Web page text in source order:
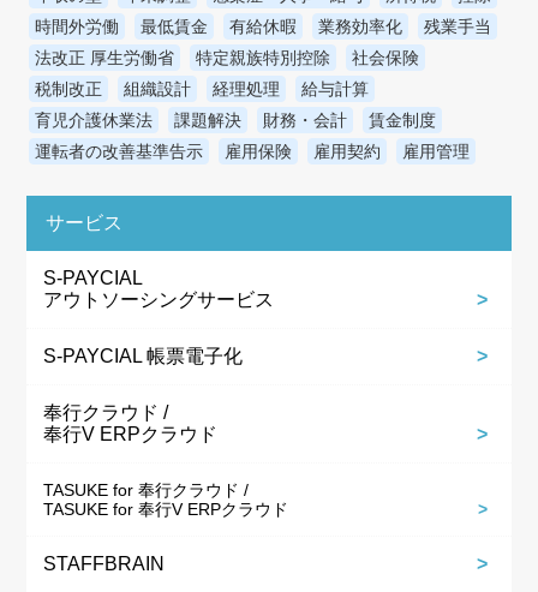
時間外労働
最低賃金 有給休暇 業務効率化
残業手当
法改正 厚生労働省
特定親族特別控除
社会保険
税制改正
組織設計 経理処理
給与計算
育児介護休業法
課題解決 財務・会計
賃金制度
運転者の改善基準告示
雇用保険 雇用契約 雇用管理
サービス
S-PAYCIAL
アウトソーシングサービス
S-PAYCIAL 帳票電子化
奉行クラウド /
奉行V ERPクラウド
TASUKE for 奉行クラウド /
TASUKE for 奉行V ERPクラウド
STAFFBRAIN